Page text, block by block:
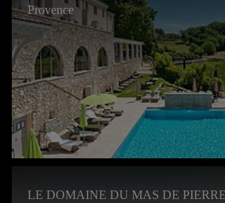
Provence
LE DOMAINE DU MAS DE